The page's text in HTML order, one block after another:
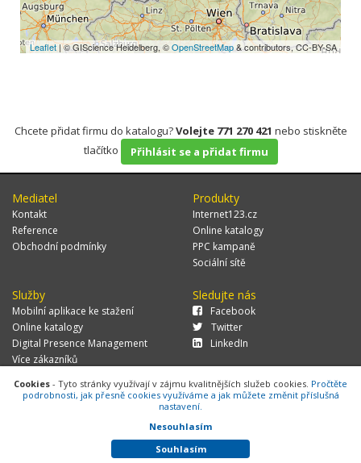
Leaflet| © GIScience Heidelberg, ©OpenStreetMap& contributors, CC-BY-SA
Chcete přidat firmu do katalogu?Volejte 771 270 421 nebo stiskněte
tlačítko
Přihlásit se a přidat firmu
Mediatel
Kontakt
Reference
Obchodní podmínky
Produkty
Internet123.cz
Online katalogy
PPC kampaně
Sociální sítě
Služby
Mobilní aplikace ke stažení
Online katalogy
Digital Presence Management
Více zákazníků
Sledujte nás
Facebook
Twitter
LinkedIn
Za Potokem 46/4, 106 00 Praha 10, tel.:
+420 771 270 421, verze 1.29.0.143,
Cookies - Tyto stránky využívají v zájmu kvalitnějších služeb cookies. Pročtěte
podrobnosti, jak přesně cookies využíváme a jak můžete změnit příslušná
nastavení.
Nesouhlasím
Souhlasím